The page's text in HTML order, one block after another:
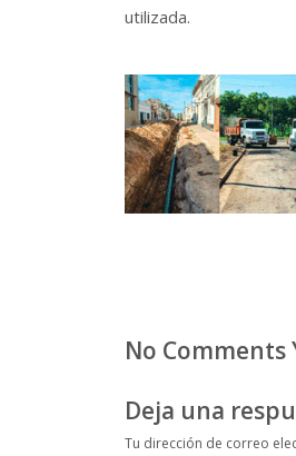
utilizada.
No Comments
Deja una
Tu dirección de correo